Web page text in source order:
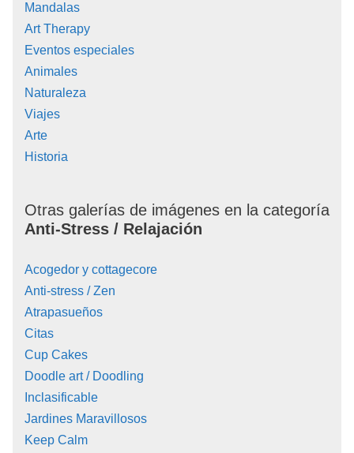
Mandalas
Art Therapy
Eventos especiales
Animales
Naturaleza
Viajes
Arte
Historia
Otras galerías de imágenes en la categoría
Anti-Stress / Relajación
Acogedor y cottagecore
Anti-stress / Zen
Atrapasueños
Citas
Cup Cakes
Doodle art / Doodling
Inclasificable
Jardines Maravillosos
Keep Calm